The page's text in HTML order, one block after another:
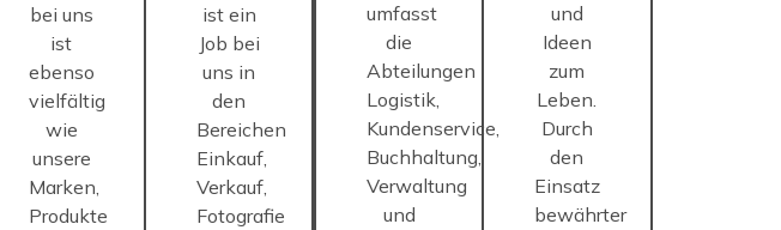
bei uns
ist
ebenso
vielfältig
wie
unsere
Marken,
Produkte
ist ein
Job bei
uns in
den
Bereichen
Einkauf,
Verkauf,
Fotografie
umfasst
die
Abteilungen
Logistik,
Kundenservice,
Buchhaltung,
Verwaltung
und
und
Ideen
zum
Leben.
Durch
den
Einsatz
bewährter